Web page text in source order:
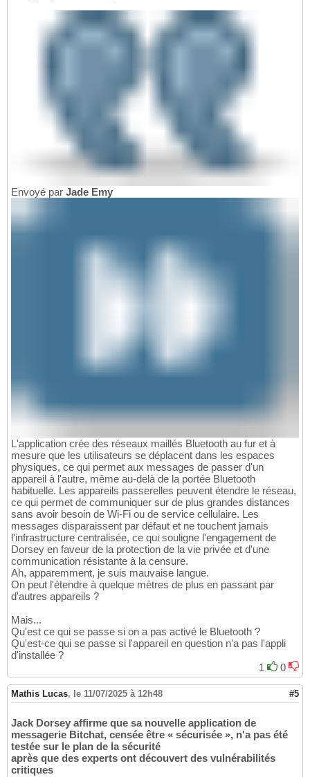
Envoyé par Jade Emy
L'application crée des réseaux maillés Bluetooth au fur et à
mesure que les utilisateurs se déplacent dans les espaces
physiques, ce qui permet aux messages de passer d'un
appareil à l'autre, même au-delà de la portée Bluetooth
habituelle. Les appareils passerelles peuvent étendre le réseau,
ce qui permet de communiquer sur de plus grandes distances
sans avoir besoin de Wi-Fi ou de service cellulaire. Les
messages disparaissent par défaut et ne touchent jamais
l'infrastructure centralisée, ce qui souligne l'engagement de
Dorsey en faveur de la protection de la vie privée et d'une
communication résistante à la censure.
Ah, apparemment, je suis mauvaise langue.
On peut l'étendre à quelque mètres de plus en passant par
d'autres appareils ?
Mais...
Qu'est ce qui se passe si on a pas activé le Bluetooth ?
Qu'est-ce qui se passe si l'appareil en question n'a pas l'appli
d'installée ?
1
0
Mathis Lucas, le 11/07/2025 à 12h48 #5
Jack Dorsey affirme que sa nouvelle application de
messagerie Bitchat, censée être « sécurisée », n'a pas été
testée sur le plan de la sécurité
après que des experts ont découvert des vulnérabilités
critiques